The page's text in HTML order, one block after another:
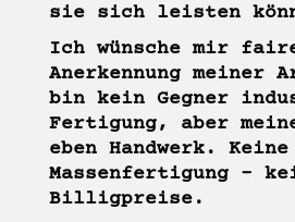
sie sich leisten
Ich wünsche mir
Anerkennung meiner
bin kein Gegner
Fertigung, aber
eben Handwerk. Keine
Massenfertigung –
Billigpreise.